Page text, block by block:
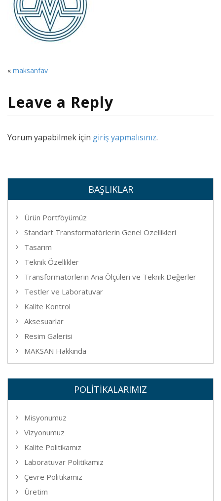
« maksanfav
Leave a Reply
Yorum yapabilmek için giriş yapmalısınız.
BAŞLIKLAR
Ürün Portföyümüz
Standart Transformatörlerin Genel Özellikleri
Tasarım
Teknik Özellikler
Transformatörlerin Ana Ölçüleri ve Teknik Değerler
Testler ve Laboratuvar
Kalite Kontrol
Aksesuarlar
Resim Galerisi
MAKSAN Hakkında
POLİTİKALARIMIZ
Misyonumuz
Vizyonumuz
Kalite Politikamız
Laboratuvar Politikamız
Çevre Politikamız
Üretim